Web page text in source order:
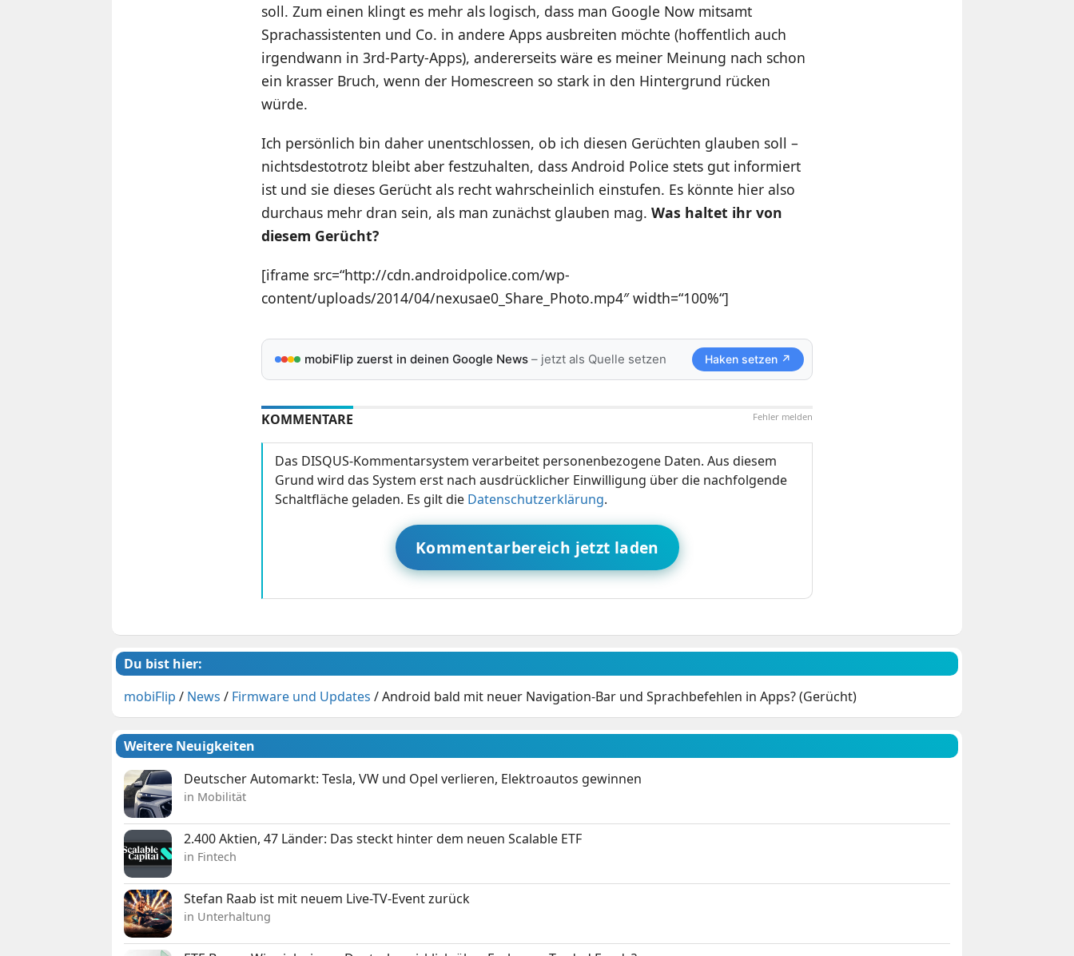
soll. Zum einen klingt es mehr als logisch, dass man Google Now mitsamt
Sprachassistenten und Co. in andere Apps ausbreiten möchte (hoffentlich auch
irgendwann in 3rd-Party-Apps), andererseits wäre es meiner Meinung nach schon
ein krasser Bruch, wenn der Homescreen so stark in den Hintergrund rücken
würde.
Ich persönlich bin daher unentschlossen, ob ich diesen Gerüchten glauben soll –
nichtsdestotrotz bleibt aber festzuhalten, dass Android Police stets gut informiert
ist und sie dieses Gerücht als recht wahrscheinlich einstufen. Es könnte hier also
durchaus mehr dran sein, als man zunächst glauben mag. Was haltet ihr von
diesem Gerücht?
[iframe src=“http://cdn.androidpolice.com/wp-
content/uploads/2014/04/nexusae0_Share_Photo.mp4″ width=“100%“]
mobiFlip zuerst in deinen Google News– jetzt als Quelle setzen Haken setzen ↗
Fehler melden
KOMMENTARE
Das DISQUS-Kommentarsystem verarbeitet personenbezogene Daten. Aus diesem
Grund wird das System erst nach ausdrücklicher Einwilligung über die nachfolgende
Schaltfläche geladen. Es gilt die Datenschutzerklärung.
Kommentarbereich jetzt laden
Du bist hier:
mobiFlip / News / Firmware und Updates /Android bald mit neuer Navigation-Bar und Sprachbefehlen in Apps? (Gerücht)
Weitere Neuigkeiten
Deutscher Automarkt: Tesla, VW und Opel verlieren, Elektroautos gewinnen
in Mobilität
2.400 Aktien, 47 Länder: Das steckt hinter dem neuen Scalable ETF
in Fintech
Stefan Raab ist mit neuem Live-TV-Event zurück
in Unterhaltung